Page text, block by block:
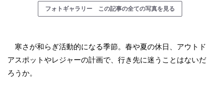
フォトギャラリー この記事の全ての写真を見る
寒さが和らぎ活動的になる季節。春や夏の休日、アウトド
アスポットやレジャーの計画で、行き先に迷うことはないだ
ろうか。